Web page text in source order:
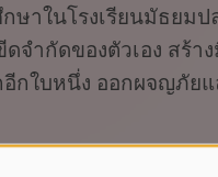
ษาในโรงเรียนมัธยม
จำกัดของตัวเอง สร้
กใบหนึ่ง ออกผจญภัย